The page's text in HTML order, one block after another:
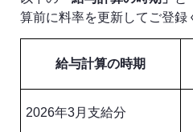
算前に料率を更新してご登録
給与計算の時期
2026年3月支給分